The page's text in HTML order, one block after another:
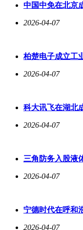
中国中免在北京
2026-04-07
柏楚电子成立工
2026-04-07
科大讯飞在湖北
2026-04-07
三角防务入股液
2026-04-07
宁德时代在呼和
2026-04-07